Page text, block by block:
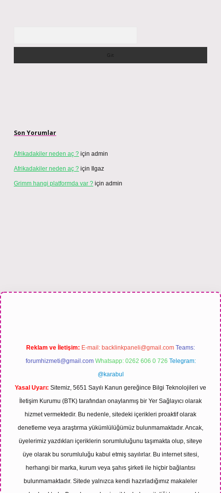
Son Yorumlar
Afrikadakiler neden aç ? için admin
Afrikadakiler neden aç ? için Ilgaz
Grimm hangi platformda var ? için admin
bahis sitesi
Reklam ve İletişim: E-mail: backlinkpaneli@gmail.com Teams:
forumhizmeti@gmail.com Whatsapp: 0262 606 0 726 Telegram:
@karabul
Yasal Uyarı: Sitemiz, 5651 Sayılı Kanun gereğince Bilgi Teknolojileri ve
İletişim Kurumu (BTK) tarafından onaylanmış bir Yer Sağlayıcı olarak
hizmet vermektedir. Bu nedenle, sitedeki içerikleri proaktif olarak
denetleme veya araştırma yükümlülüğümüz bulunmamaktadır. Ancak,
üyelerimiz yazdıkları içeriklerin sorumluluğunu taşımakta olup, siteye
üye olarak bu sorumluluğu kabul etmiş sayılırlar. Bu internet sitesi,
herhangi bir marka, kurum veya şahıs şirketi ile hiçbir bağlantısı
bulunmamaktadır. Sitede yalnızca kendi hazırladığımız makaleler